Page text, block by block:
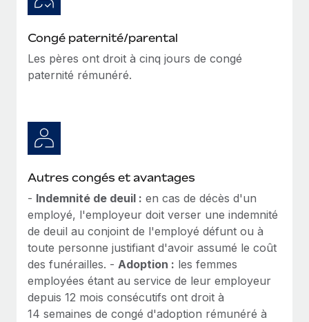
Congé paternité/parental
Les pères ont droit à cinq jours de congé
paternité rémunéré.
Autres congés et avantages
- Indemnité de deuil : en cas de décès d'un
employé, l'employeur doit verser une indemnité
de deuil au conjoint de l'employé défunt ou à
toute personne justifiant d'avoir assumé le coût
des funérailles. - Adoption : les femmes
employées étant au service de leur employeur
depuis 12 mois consécutifs ont droit à
14 semaines de congé d'adoption rémunéré à